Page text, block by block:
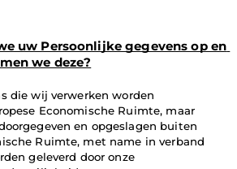
uw Persoonlijke gegevens op en
we deze?
die wij verwerken worden
Economische Ruimte, maar
en opgeslagen buiten
Ruimte, met name in verband
geleverd door onze